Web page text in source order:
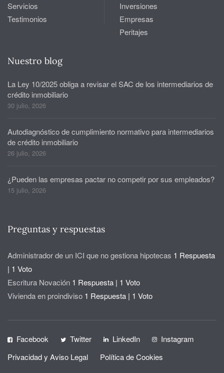
Servicios
Testimonios
Inversiones
Empresas
Peritajes
Nuestro blog
La Ley 10/2025 obliga a revisar el SAC de los intermediarios de
crédito inmobiliario
30 julio, 2026
Autodiagnóstico de cumplimiento normativo para intermediarios
de crédito inmobiliario
26 julio, 2026
¿Pueden las empresas pactar no competir por sus empleados?
15 julio, 2026
Preguntas y respuestas
Administrador de un ICI que no gestiona hipotecas 1 Respuesta
| 1 Voto
Escritura Novación 1 Respuesta | 1 Voto
Vivienda en proindiviso 1 Respuesta | 1 Voto
Facebook Twitter LinkedIn
Instagram
Privacidad y Aviso Legal
Política de Cookies